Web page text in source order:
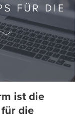
ist die
für die